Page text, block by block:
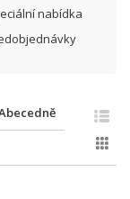
nabídka
Abecedně